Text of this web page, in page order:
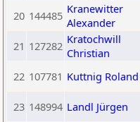
20 144485 Kranewitter
Alexander
21 127282 Kratochwill
Christian
22 107781 Kuttnig Roland
23 148994 Landl Jürgen